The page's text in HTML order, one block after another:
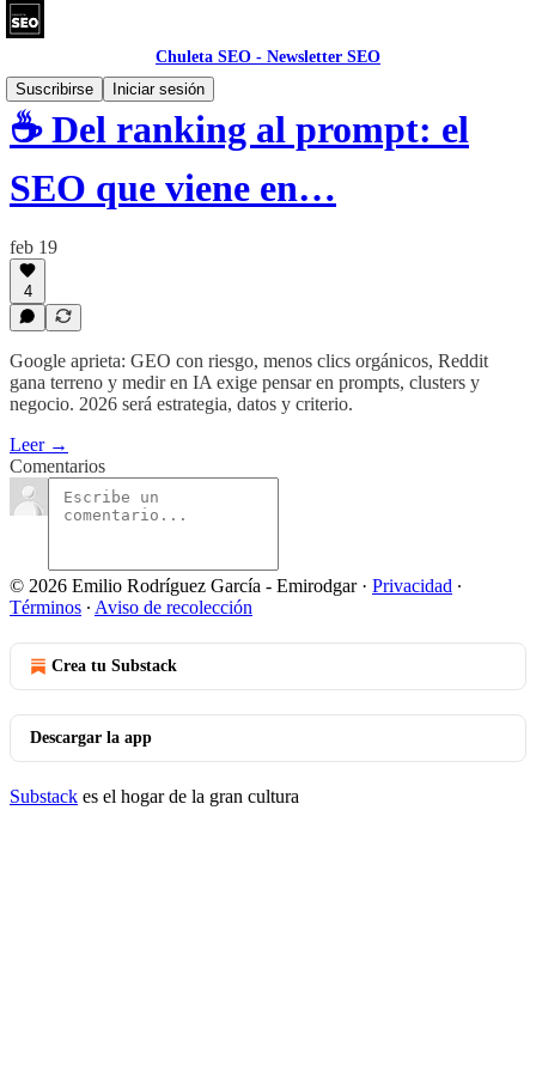
Chuleta SEO - Newsletter SEO
Suscribirse
Iniciar sesión
☕ Del ranking al prompt: el
SEO que viene en…
feb 19
4
Google aprieta: GEO con riesgo, menos clics orgánicos, Reddit
gana terreno y medir en IA exige pensar en prompts, clusters y
negocio. 2026 será estrategia, datos y criterio.
Leer →
Comentarios
© 2026 Emilio Rodríguez García - Emirodgar· Privacidad ∙
Términos ∙ Aviso de recolección
Crea tu Substack
Descargar la app
Substack es el hogar de la gran cultura